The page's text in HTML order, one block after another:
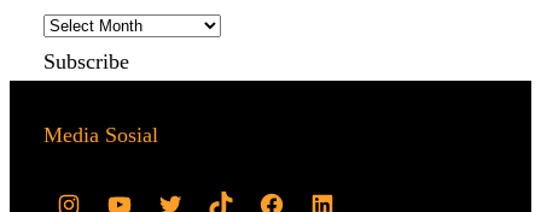
Subscribe
Media Sosial